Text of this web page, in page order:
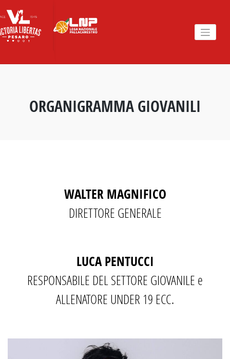
to
content
ORGANIGRAMMA GIOVANILI
WALTER MAGNIFICO
DIRETTORE GENERALE
LUCA PENTUCCI
RESPONSABILE DEL SETTORE GIOVANILE e
ALLENATORE UNDER 19 ECC.